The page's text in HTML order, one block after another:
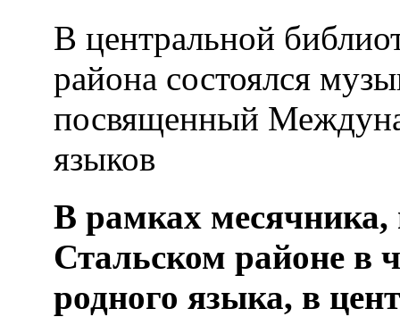
В центральной
района состоялся
посвященный
языков
В рамках
Стальском районе в
родного языка, в